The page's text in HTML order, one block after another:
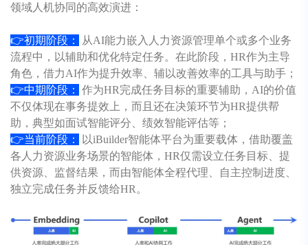
领域人机协同的高效演进：
👉初期阶段：
从AI能力嵌入人力资源管理单个或多个业务
流程中，以辅助和优化特定任务。在此阶段，HR作为主导
角色，借力AI作为提升效率、辅以改善效率的工具与助手；
👉中期阶段：
作为HR完成任务目标的重要辅助，AI的价值
不仅体现在事务提效上，而且还在决策环节为HR提供帮
助，典型如面试智能评分、绩效智能评估等；
👉当前阶段：
以iBuilder智能体平台为重要载体，借助覆盖
各人力资源业务场景的智能体，HR仅需设立任务目标、提
供资源、监督结果，而由智能体全程代理、自主控制进度、
独立完成任务并反馈给HR。